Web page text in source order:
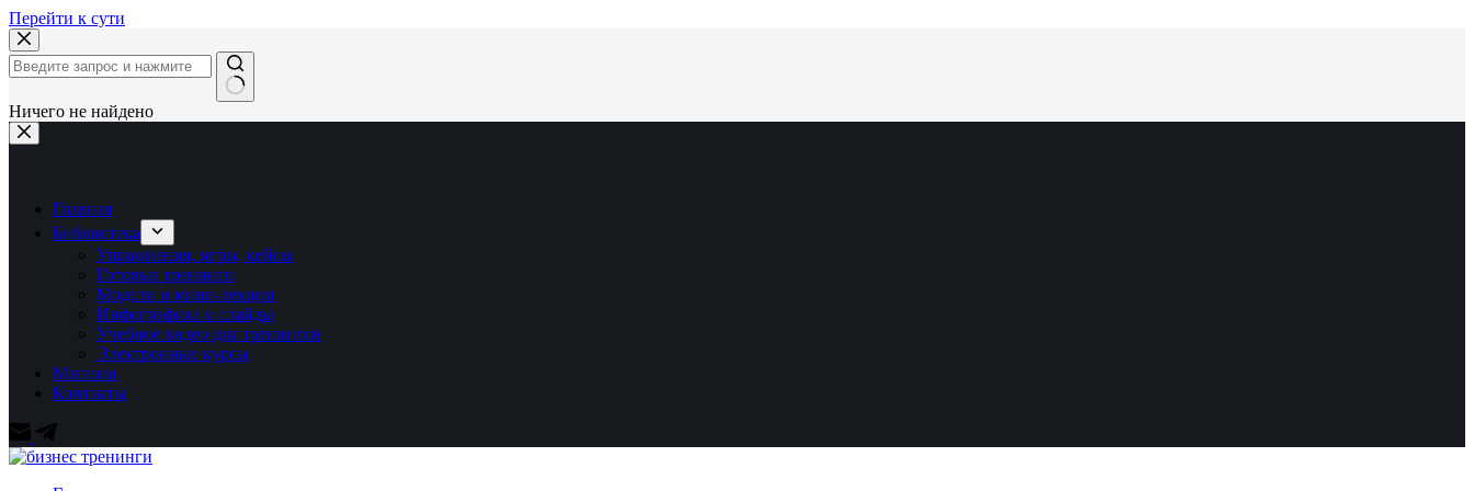
Перейти к сути
Ничего не найдено
Главная
Библиотека
Упражнения, игры, кейсы
Готовые тренинги
Модели и мини-лекции
Инфографика и слайды
Учебное видео для тренингов
Электронные курсы
Магазин
Контакты